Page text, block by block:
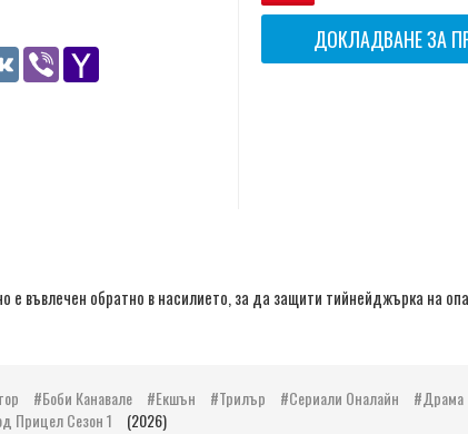
ДОКЛАДВАНЕ ЗА
VK Viber
въвлечен обратно в насилието, за да защити тийнейджърка на
Боби Канавале Екшън Трилър Сериали Оналайн
Драма
Прицел Сезон 1 (2026)